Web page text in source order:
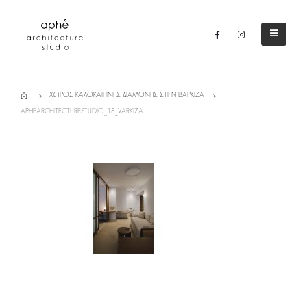
ΧΏΡΟΣ ΚΑΛΟΚΑΙΡΙΝΉΣ ΔΙΑΜΟΝΉΣ ΣΤΗΝ ΒΆΡΚΙΖΑ
APHEARCHITECTURESTUDIO_18_VARKIZA